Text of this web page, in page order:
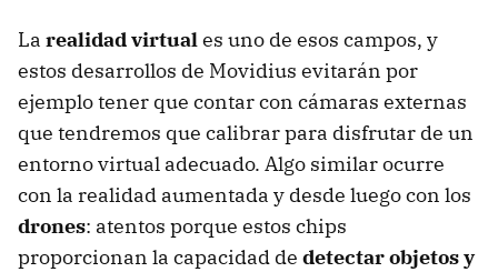
La realidad virtuales uno de esos campos, y
estos desarrollos de Movidius evitarán por
ejemplo tener que contar con cámaras externas
que tendremos que calibrar para disfrutar de un
entorno virtual adecuado. Algo similar ocurre
con la realidad aumentada y desde luego con los
drones: atentos porque estos chips
proporcionan la capacidad de detectar objetos y